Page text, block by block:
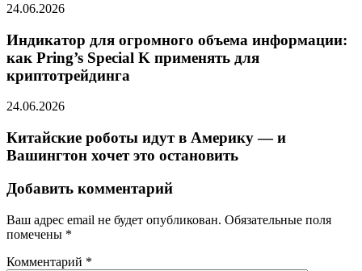
24.06.2026
Индикатор для огромного объема информации:
как Pring’s Special K применять для
криптотрейдинга
24.06.2026
Китайские роботы идут в Америку — и
Вашингтон хочет это остановить
Добавить комментарий
Ваш адрес email не будет опубликован. Обязательные поля
помечены *
Комментарий *